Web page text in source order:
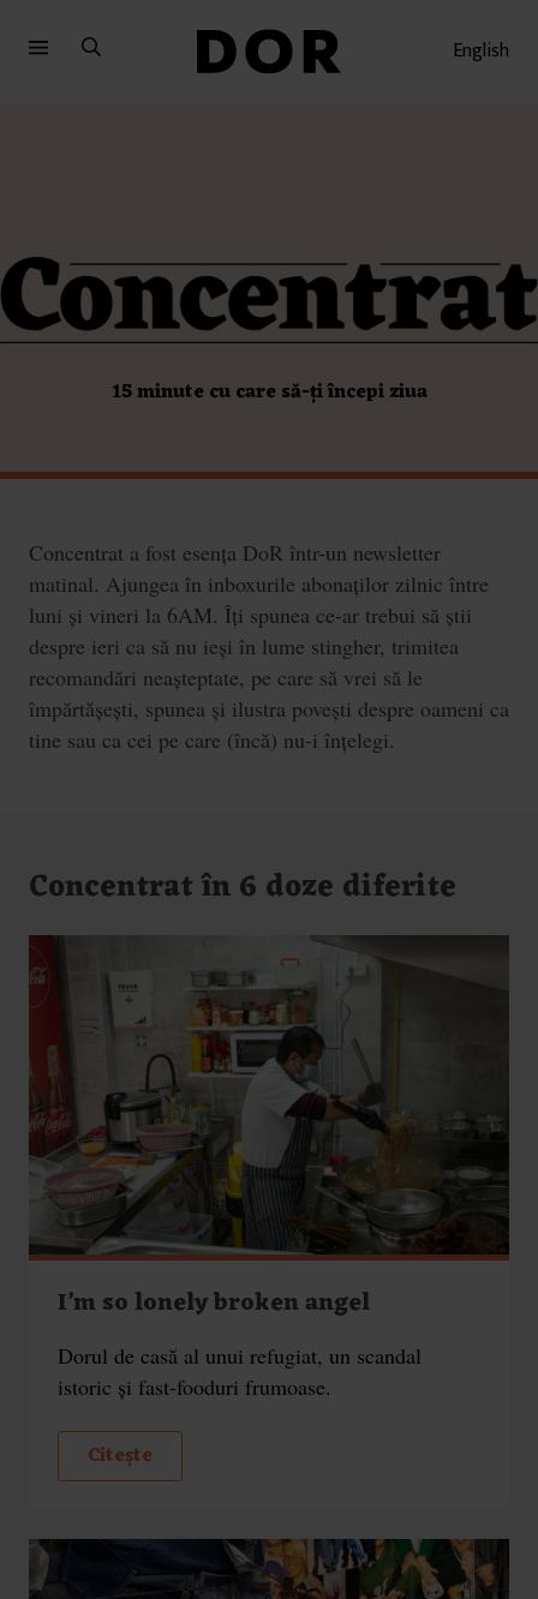
English
15 minute cu care să-ți începi ziua
Concentrat a fost esența DoR într-un newsletter
matinal. Ajungea în inboxurile abonaților zilnic între
luni și vineri la 6AM. Îți spunea ce-ar trebui să știi
despre ieri ca să nu ieși în lume stingher, trimitea
recomandări neașteptate, pe care să vrei să le
împărtășești, spunea și ilustra povești despre oameni ca
tine sau ca cei pe care (încă) nu-i înțelegi.
Concentrat în 6 doze diferite
I’m so lonely broken angel
Dorul de casă al unui refugiat, un scandal
istoric și fast-fooduri frumoase.
Citește